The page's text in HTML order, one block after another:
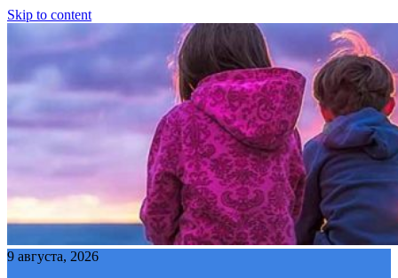
Skip to content
9 августа, 2026